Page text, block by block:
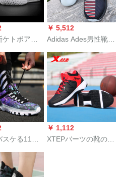
ケトボアの
韋徳の道7ネ
空気を通
悟道低帮全
はまだ高い
耐摩耗運
-標準白/海水
265)
￥ 5,512
Adidas Ades男性靴
2019春新型快适通気
ロース9代耐摩耗・减
震实戦バケセットセ
ットセット6846 EE
6846/bounce中底40
ケる11中
靴の新しい
いところと
￥ 1,112
XTEPバーツの靴の男